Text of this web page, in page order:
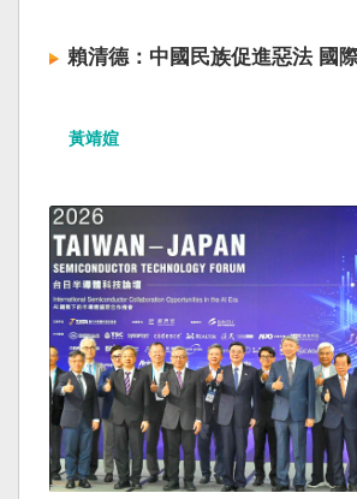
賴清德：中國民族促進惡法 國
黃靖媗